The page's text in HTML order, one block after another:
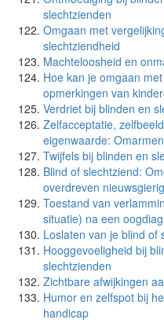
slechtzienden
Omgaan met
slechtziendheid
Machteloosheid en
Hoe kan je omgaan
opmerkingen van
Verdriet bij blinden en
Zelfacceptatie,
eigenwaarde:
Twijfels bij blinden en
Blind of slechtziend:
overdreven
Toestand van
situatie) na een
Loslaten van je blind of
Hooggevoeligheid bij
slechtzienden
Zichtbare afwijkingen
Humor en zelfspot bij
handicap